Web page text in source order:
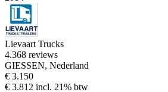
Lievaart Trucks
4.368 reviews
GIESSEN, Nederland
€ 3.150
€ 3.812 incl. 21% btw